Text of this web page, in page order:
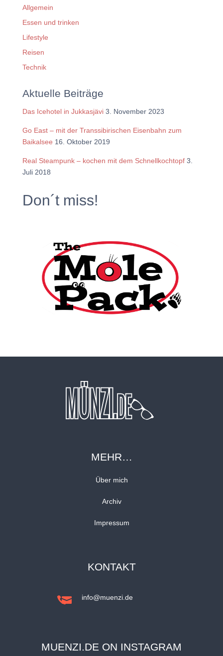
Allgemein
Essen und trinken
Lifestyle
Reisen
Technik
Aktuelle Beiträge
Das Icehotel in Jukkasjävi 3. November 2023
Go East – mit der Transsibirischen Eisenbahn zum
Baikalsee 16. Oktober 2019
Real Steampunk – kochen mit dem Schnellkochtopf 3.
Juli 2018
Don´t miss!
MEHR…
Über mich
Archiv
Impressum
KONTAKT
info@muenzi.de
MUENZI.DE ON INSTAGRAM